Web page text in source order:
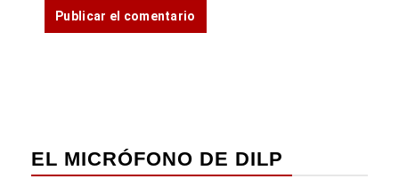
EL MICRÓFONO DE DILP